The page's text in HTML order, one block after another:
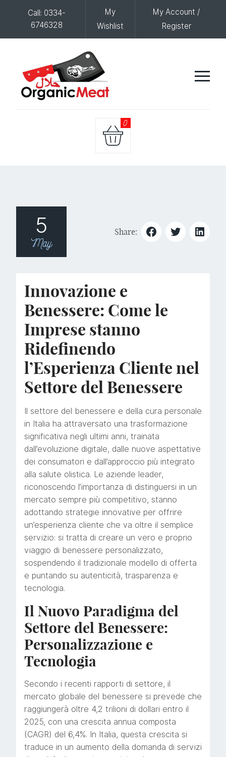
Call: 0334-
6746328
My
Wishlist
My Account /
Register
0
5
May
Share:
Innovazione e
Benessere: Come le
Imprese stanno
Ridefinendo
l’Esperienza Cliente nel
Settore del Benessere
Il settore del benessere e della cura personale
in Italia ha attraversato una trasformazione
significativa negli ultimi anni, trainata
dall’evoluzione digitale, dalle nuove aspettative
dei consumatori e dall’approccio più integrato
alla salute olistica. Le aziende leader,
riconoscendo l’importanza di distinguersi in un
mercato sempre più competitivo, stanno
adottando strategie innovative per offrire
un’esperienza cliente che va oltre il semplice
servizio: si tratta di creare un vero e proprio
viaggio di benessere personalizzato,
sospendendo il tradizionale modello di offerta
e puntando su autenticità, trasparenza e
tecnologia.
Il Nuovo Paradigma del
Settore del Benessere:
Personalizzazione e
Tecnologia
Secondo i recenti rapporti di settore, il
mercato globale del benessere si prevede che
raggiungerà oltre 4,2 trilioni di dollari entro il
2025, con una crescita annua composta
(CAGR) del 6,4%. In Italia, questa crescita si
traduce in un aumento della domanda di servizi